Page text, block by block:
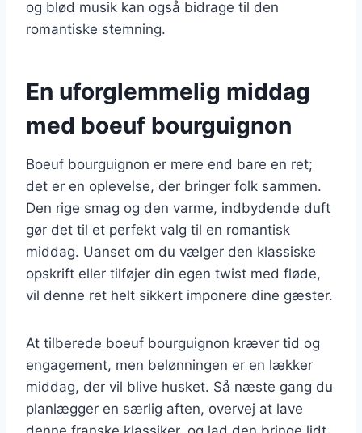
og blød musik kan også bidrage til den
romantiske stemning.
En uforglemmelig middag
med boeuf bourguignon
Boeuf bourguignon er mere end bare en ret;
det er en oplevelse, der bringer folk sammen.
Den rige smag og den varme, indbydende duft
gør det til et perfekt valg til en romantisk
middag. Uanset om du vælger den klassiske
opskrift eller tilføjer din egen twist med fløde,
vil denne ret helt sikkert imponere dine gæster.
At tilberede boeuf bourguignon kræver tid og
engagement, men belønningen er en lækker
middag, der vil blive husket. Så næste gang du
planlægger en særlig aften, overvej at lave